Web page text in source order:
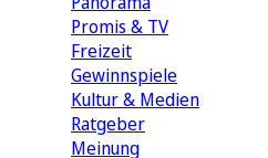
Promis & TV
Freizeit
Gewinnspiele
Kultur & Medien
Ratgeber
Meinung